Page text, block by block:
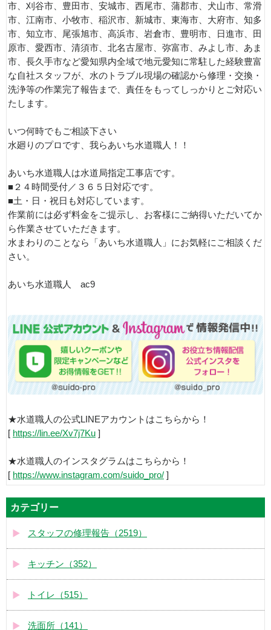
市、刈谷市、豊田市、安城市、西尾市、蒲郡市、犬山市、常滑
市、江南市、小牧市、稲沢市、新城市、東海市、大府市、知多
市、知立市、尾張旭市、高浜市、岩倉市、豊明市、日進市、田
原市、愛西市、清須市、北名古屋市、弥富市、みよし市、あま
市、長久手市など愛知県内全域で地元愛知に常駐した経験豊富
な自社スタッフが、水のトラブル現場の確認から修理・交換・
洗浄等の作業完了報告まで、責任をもってしっかりとご対応い
たします。
いつ何時でもご相談下さい
水廻りのプロです、我らあいち水道職人！！
あいち水道職人は水道局指定工事店です。
■２４時間受付／３６５日対応です。
■土・日・祝日も対応しています。
作業前には必ず料金をご提示し、お客様にご納得いただいてか
ら作業させていただきます。
水まわりのことなら「あいち水道職人」にお気軽にご相談くだ
さい。
あいち水道職人 ac9
★水道職人の公式LINEアカウントはこちらから！
[ https://lin.ee/Xv7j7Ku ]
★水道職人のインスタグラムはこちらから！
[ https://www.instagram.com/suido_pro/ ]
カテゴリー
スタッフの修理報告（2519）
キッチン（352）
トイレ（515）
洗面所（141）